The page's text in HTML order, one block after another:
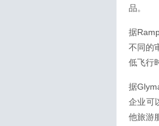
品。
据
不同的
低飞行
据
企业可
他旅游